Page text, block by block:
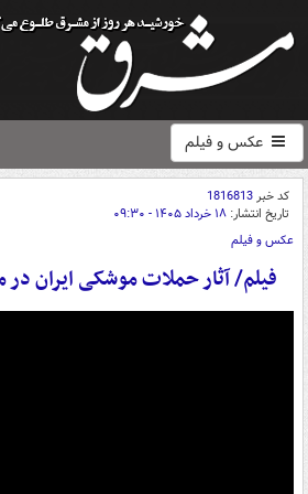
عکس و فیلم
کد خبر1816813
تاریخ انتشار: ۱۸ خرداد ۱۴۰۵ - ۰۹:۳۰
عکس و فیلم
فیلم/ آثار حملات موشکی ایران در